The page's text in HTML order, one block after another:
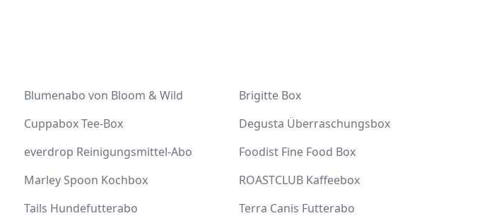
Blumenabo von Bloom & Wild
Brigitte Box
Cuppabox Tee-Box
Degusta Überraschungsbox
everdrop Reinigungsmittel-Abo
Foodist Fine Food Box
Marley Spoon Kochbox
ROASTCLUB Kaffeebox
Tails Hundefutterabo Terra Canis Futterabo